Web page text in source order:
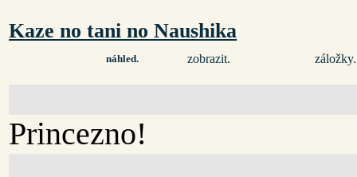
Kaze no tani no Naushika
náhled. zobrazit. záložky.
Princezno!